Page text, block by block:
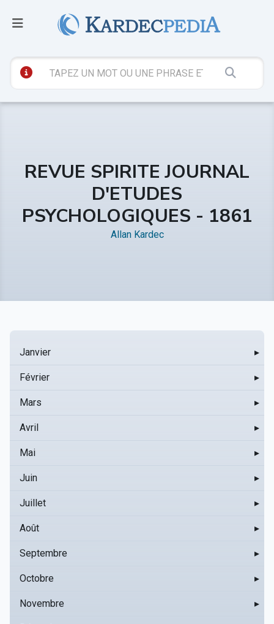
REVUE SPIRITE JOURNAL
D'ETUDES
PSYCHOLOGIQUES - 1861
Allan Kardec
Janvier ▸
Février ▸
Mars ▸
Avril ▸
Mai ▸
Juin ▸
Juillet ▸
Août ▸
Septembre ▸
Octobre ▸
Novembre ▸